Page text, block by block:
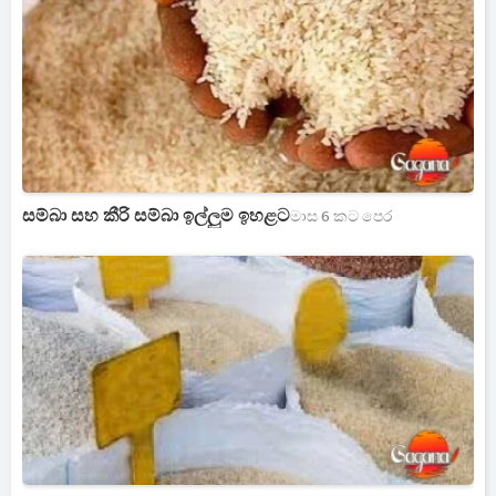
සම්බා සහ කීරි සම්බා ඉල්ලුම ඉහළටමාස 6 කට පෙර